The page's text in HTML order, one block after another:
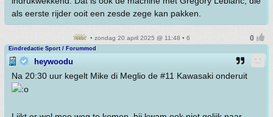
als eerste rijder ooit een zesde zege kan pakken.
• zondag 20 april 2025 @ 11:48 • 6
Eindredactie Sport / Forummod
heywoodu
Na 20:30 uur kegelt Mike di Meglio de #11 Kawasaki onderuit